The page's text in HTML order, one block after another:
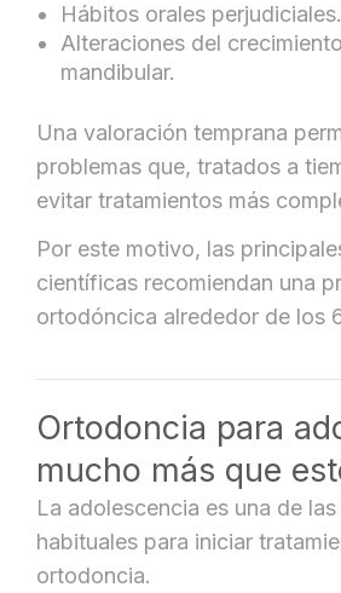
Hábitos orales perjudiciales.
Alteraciones del
mandibular.
Una valoración temprana
problemas que, tratados a
evitar tratamientos más
Por este motivo, las
científicas recomiendan una
ortodóncica alrededor de los
Ortodoncia para
mucho más que
La adolescencia es una de
habituales para iniciar
ortodoncia.